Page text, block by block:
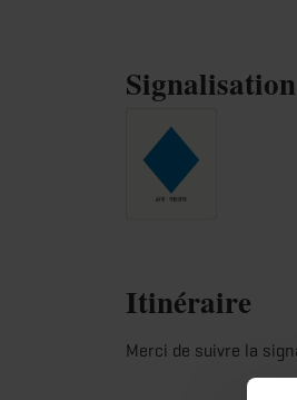
Signalisation
Itinéraire
Merci de suivre la